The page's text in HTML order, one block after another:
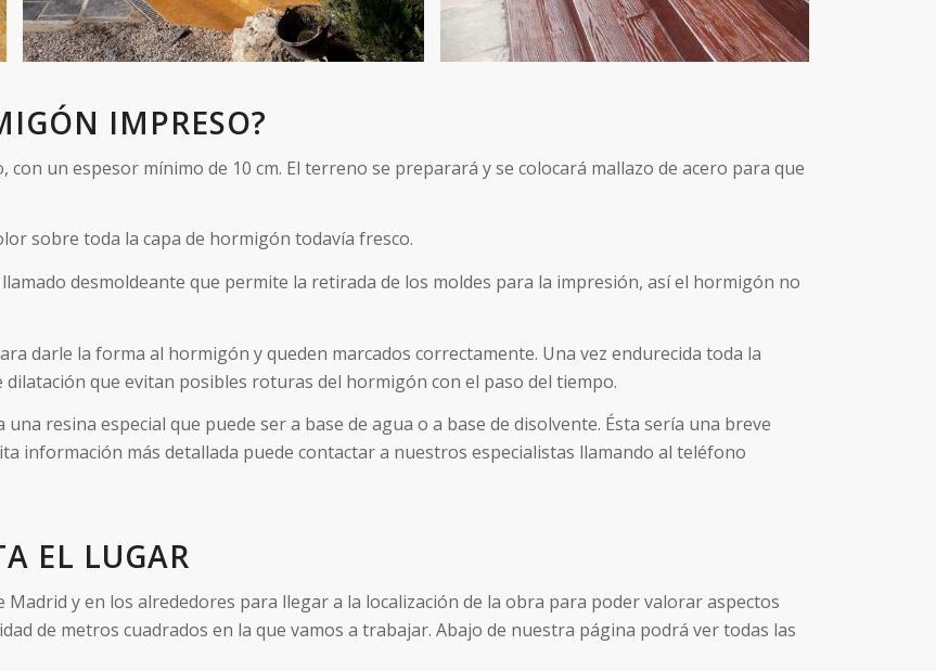
IMPRESO?
un espesor mínimo de 10 cm. El terreno se preparará y se colocará mallazo de acero para que
sobre toda la capa de hormigón todavía fresco.
desmoldeante que permite la retirada de los moldes para la impresión, así el hormigón no
darle la forma al hormigón y queden marcados correctamente. Una vez endurecida toda la
que evitan posibles roturas del hormigón con el paso del tiempo.
resina especial que puede ser a base de agua o a base de disolvente. Ésta sería una breve
información más detallada puede contactar a nuestros especialistas llamando al teléfono
EL LUGAR
y en los alrededores para llegar a la localización de la obra para poder valorar aspectos
de metros cuadrados en la que vamos a trabajar. Abajo de nuestra página podrá ver todas las